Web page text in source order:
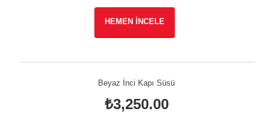
HEMEN İNCELE
Beyaz İnci Kapı Süsü
₺3,250.00